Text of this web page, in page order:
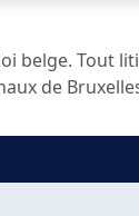
belge.
de